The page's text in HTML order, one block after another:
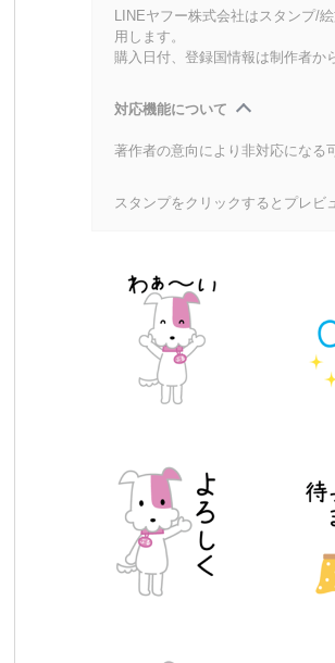
LINEヤフー株式会社はスタンプ/
用します。
購入日付、登録国情報は制作者か
対応機能について
著作者の意向により非対応になる
スタンプをクリックするとプレビ